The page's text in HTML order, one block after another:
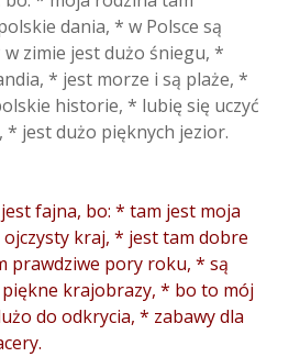
dania, * w Polsce są
zimie jest dużo śniegu, *
* jest morze i są plaże, *
historie, * lubię się uczyć
* jest dużo pięknych jezior.
fajna, bo: * tam jest moja
kraj, * jest tam dobre
prawdziwe pory roku, * są
krajobrazy, * bo to mój
do odkrycia, * zabawy dla